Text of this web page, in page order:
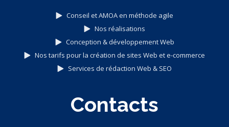
Conseil et AMOA en méthode agile
Nos réalisations
Conception & développement Web
Nos tarifs pour la création de sites Web et e-commerce
Services de rédaction Web & SEO
Contacts